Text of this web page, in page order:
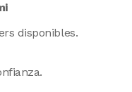
disponibles.